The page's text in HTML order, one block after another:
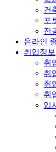
건
포
전
온라인
취업정보
취
취
취
취
입